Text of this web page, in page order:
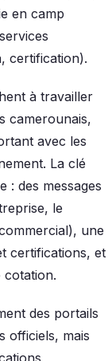
en camp
certification).
à travailler
camerounais,
avec les
La clé
: des messages
le
une
certifications, et
cotation.
des portails
officiels, mais